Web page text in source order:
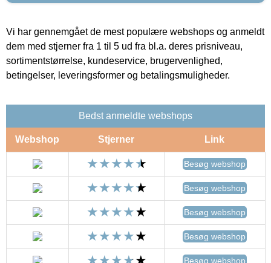
Vi har gennemgået de mest populære webshops og anmeldt
dem med stjerner fra 1 til 5 ud fra bl.a. deres prisniveau,
sortimentstørrelse, kundeservice, brugervenlighed,
betingelser, leveringsformer og betalingsmuligheder.
Bedst anmeldte webshops
Webshop Stjerner Link
Besøg webshop
Besøg webshop
Besøg webshop
Besøg webshop
Besøg webshop